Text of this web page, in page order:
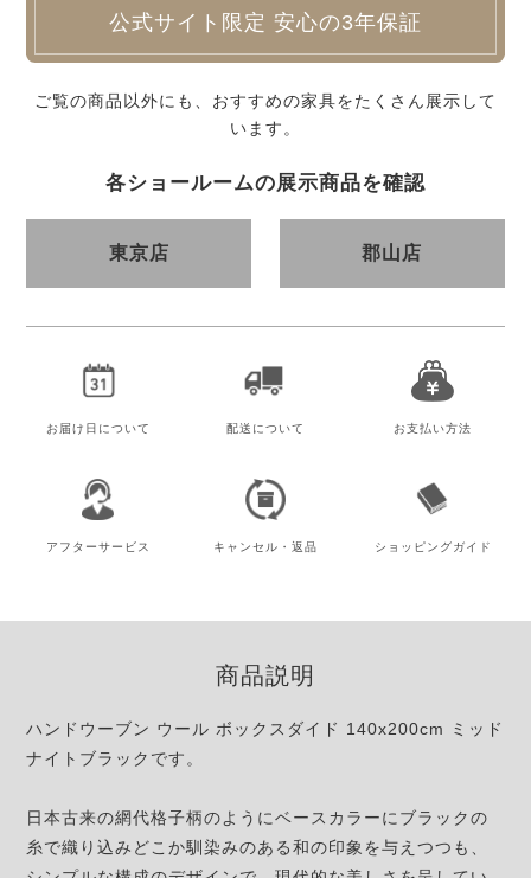
公式サイト限定 安心の3年保証
ご覧の商品以外にも、おすすめの家具をたくさん展示して
います。
各ショールームの展示商品を確認
東京店 郡山店
お届け日 について 配送について お支払い方法
アフターサービス キャンセル・ 返品 ショッピングガイド
商品説明
ハンドウーブン ウール ボックスダイド 140x200cm ミッド
ナイトブラックです。
日本古来の網代格子柄のようにベースカラーにブラックの
糸で織り込みどこか馴染みのある和の印象を与えつつも、